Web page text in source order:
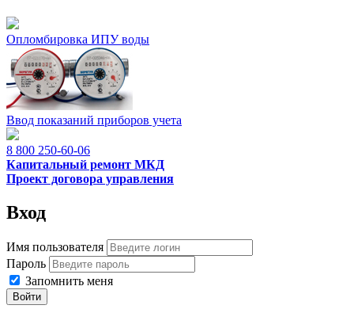
Опломбировка ИПУ воды
Ввод показаний приборов учета
8 800 250-60-06
Капитальный ремонт МКД
Проект договора управления
Вход
Имя пользователя
Пароль
Запомнить меня
Войти